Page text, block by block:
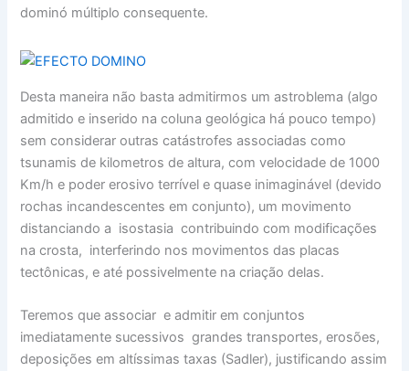
dominó múltiplo consequente.
Desta maneira não basta admitirmos um astroblema (algo
admitido e inserido na coluna geológica há pouco tempo)
sem considerar outras catástrofes associadas como
tsunamis de kilometros de altura, com velocidade de 1000
Km/h e poder erosivo terrível e quase inimaginável (devido
rochas incandescentes em conjunto), um movimento
distanciando a isostasia contribuindo com modificações
na crosta, interferindo nos movimentos das placas
tectônicas, e até possivelmente na criação delas.
Teremos que associar e admitir em conjuntos
imediatamente sucessivos grandes transportes, erosões,
deposições em altíssimas taxas (Sadler), justificando assim